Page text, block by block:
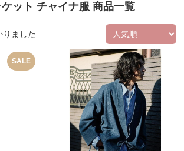
ケット チャイナ服 商品一覧
りました
SALE